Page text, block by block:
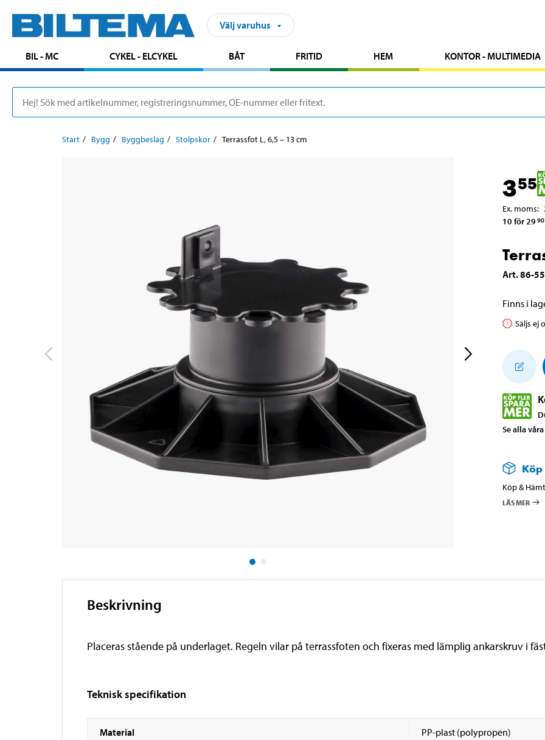
Välj varuhus
BIL - MC CYKEL - ELCYKEL BÅT FRITID HEM KONTOR - MULTIMEDIA
Start Bygg Byggbeslag Stolpskor Terrassfot L, 6,5 – 13 cm
355
Ex. moms:
10 för 29 90
Art.86-
Finns i
Säljs ej
Se alla
Köp &
LÄS MER
Beskrivning
Placeras stående på underlaget. Regeln vilar på terrassfoten och fixeras med lämplig ankarskruv i
Teknisk specifikation
Material PP-plast (polypropen)